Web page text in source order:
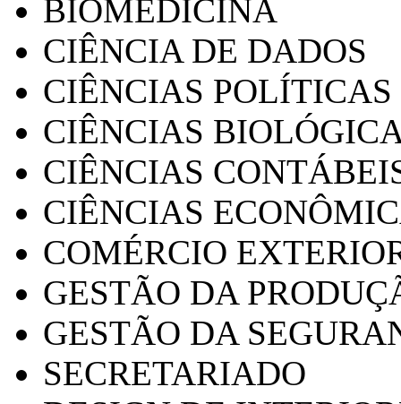
BIOMEDICINA
CIÊNCIA DE DADOS
CIÊNCIAS POLÍTICAS
CIÊNCIAS
CIÊNCIAS
CIÊNCIAS
COMÉRCIO
GESTÃO DA
GESTÃO DA
SECRETARIADO